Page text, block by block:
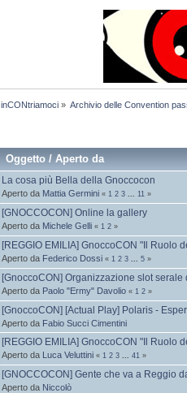
inCONtriamoci» Archivio delle Convention
Oggetto /Aperto da
La cosa più Bella della Gnoccocon
Aperto da Mattia Germini « 1 2 3 11 »
[GNOCCOCON] Online la gallery
Aperto da Michele Gelli « 1 2 »
[REGGIO EMILIA] GnoccoCON "Il Ruolo
Aperto da Federico Dossi « 1 2 3 ...5 »
[GnoccoCON] Organizzazione slot serale
Aperto da Paolo "Ermy" Davolio « 1 2 »
[GnoccoCON] [Actual Play] Polaris -
Aperto da Fabio Succi Cimentini
[REGGIO EMILIA] GnoccoCON "Il Ruolo
Aperto da Luca Veluttini « 1 2 3 ...41 »
[GNOCCOCON] Gente che va a Reggio
Aperto da Niccolò